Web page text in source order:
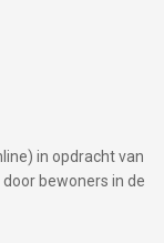
in opdracht van
bewoners in de